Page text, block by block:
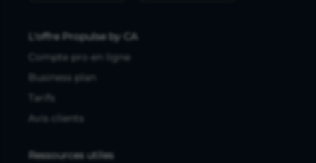
L'offre Propulse by CA
Compte pro en ligne
Business plan
Tarifs
Avis clients
Ressources utiles